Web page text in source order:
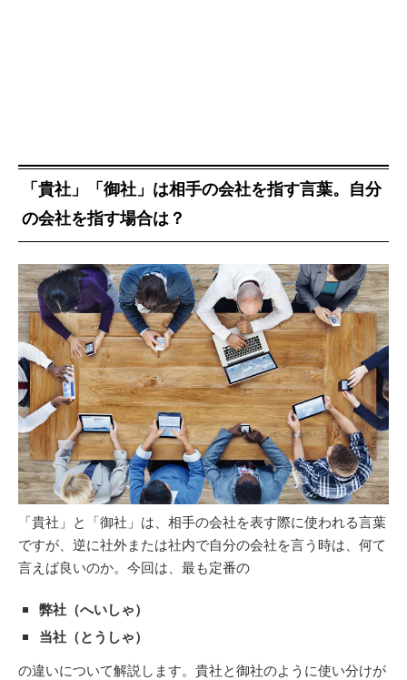
「貴社」「御社」は相手の会社を指す言葉。自分
の会社を指す場合は？
「貴社」と「御社」は、相手の会社を表す際に使われる言葉
ですが、逆に社外または社内で自分の会社を言う時は、何て
言えば良いのか。今回は、最も定番の
弊社（へいしゃ）
当社（とうしゃ）
の違いについて解説します。貴社と御社のように使い分けが